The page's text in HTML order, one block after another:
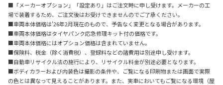
■「メーカーオプション」「設定あり」はご注文時に申し受けます。メーカーの工
場で装着するため、ご注文後はお受けできませんのでご了承ください。
■車両本体価格は'26年2月現在のもので、予告なく変更となる場合があります。
■車両本体価格はタイヤパンク応急修理キット付の価格です。
■車両本体価格にはオプション価格は含まれていません。
■保険料、税金（除く消費税）、登録料などの諸費用は別途申し受けます。
■自動車リサイクル法の施行により、リサイクル料金が別途必要となります。
■ボディカラーおよび内装色は撮影の条件や、ご覧になる印刷物または画面で実際
の色とは異なって見えることがあります。また、実車においてもご覧になる環境（屋